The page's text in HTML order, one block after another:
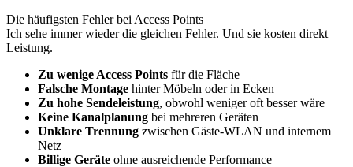
Die häufigsten Fehler bei Access Points
Ich sehe immer wieder die gleichen Fehler. Und sie kosten direkt
Leistung.
Zu wenige Access Points für die Fläche
Falsche Montage hinter Möbeln oder in Ecken
Zu hohe Sendeleistung, obwohl weniger oft besser wäre
Keine Kanalplanung bei mehreren Geräten
Unklare Trennung zwischen Gäste-WLAN und internem
Netz
Billige Geräte ohne ausreichende Performance